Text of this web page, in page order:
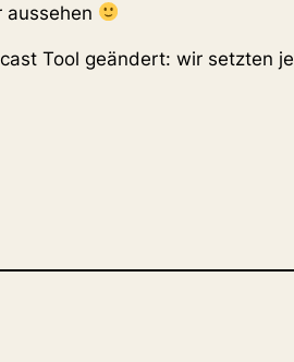
aussehen
Tool geändert: wir setzten